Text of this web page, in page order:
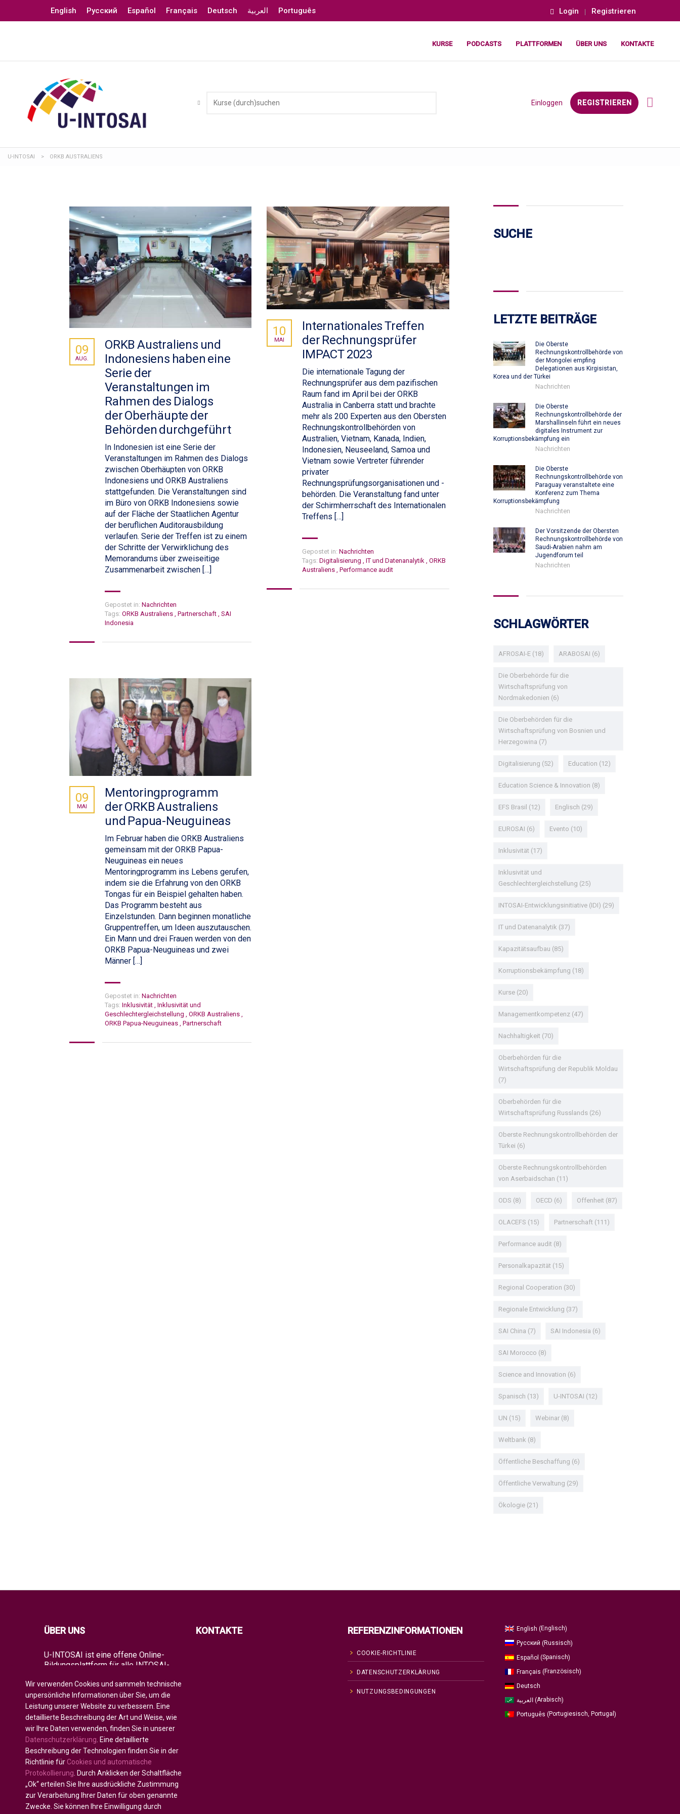
English Русский Español Français Deutsch العربية Português Login Registrieren
KURSE PODCASTS PLATTFORMEN ÜBER UNS KONTAKTE
Einloggen REGISTRIEREN
U-INTOSAI > ORKB AUSTRALIENS
ORKB Australiens und
Indonesiens haben eine
Serie der
Veranstaltungen im
Rahmen des Dialogs
der Oberhäupte der
Behörden durchgeführt
09
AUG.
In Indonesien ist eine Serie der
Veranstaltungen im Rahmen des Dialogs
zwischen Oberhäupten von ORKB
Indonesiens und ORKB Australiens
stattgefunden. Die Veranstaltungen sind
im Büro von ORKB Indonesiens sowie
auf der Fläche der Staatlichen Agentur
der beruflichen Auditorausbildung
verlaufen. Serie der Treffen ist zu einem
der Schritte der Verwirklichung des
Memorandums über zweiseitige
Zusammenarbeit zwischen […]
Gepostet in: Nachrichten
Tags: ORKB Australiens , Partnerschaft , SAI
Indonesia
Internationales Treffen
der Rechnungsprüfer
IMPACT 2023
10
MAI
Die internationale Tagung der
Rechnungsprüfer aus dem pazifischen
Raum fand im April bei der ORKB
Australia in Canberra statt und brachte
mehr als 200 Experten aus den Obersten
Rechnungskontrollbehörden von
Australien, Vietnam, Kanada, Indien,
Indonesien, Neuseeland, Samoa und
Vietnam sowie Vertreter führender
privater
Rechnungsprüfungsorganisationen und -
behörden. Die Veranstaltung fand unter
der Schirmherrschaft des Internationalen
Treffens […]
Gepostet in:Nachrichten
Tags:Digitalisierung IT und Datenanalytik
ORKB
Australiens
Performance audit
Mentoringprogramm
der ORKB Australiens
und Papua-Neuguineas
09
MAI
Im Februar haben die ORKB Australiens
gemeinsam mit der ORKB Papua-
Neuguineas ein neues
Mentoringprogramm ins Lebens gerufen,
indem sie die Erfahrung von den ORKB
Tongas für ein Beispiel gehalten haben.
Das Programm besteht aus
Einzelstunden. Dann beginnen monatliche
Gruppentreffen, um Ideen auszutauschen.
Ein Mann und drei Frauen werden von den
ORKB Papua-Neuguineas und zwei
Männer […]
Gepostet in: Nachrichten
Tags: Inklusivität , Inklusivität und
Geschlechtergleichstellung , ORKB Australiens ,
ORKB Papua-Neuguineas , Partnerschaft
SUCHE
LETZTE BEITRÄGE
Die Oberste
Rechnungskontrollbehörde von
der Mongolei empfing
Delegationen aus Kirgisistan,
Korea und der Türkei
Nachrichten
Die Oberste
Rechnungskontrollbehörde der
Marshallinseln führt ein neues
digitales Instrument zur
Korruptionsbekämpfung ein
Nachrichten
Die Oberste
Rechnungskontrollbehörde von
Paraguay veranstaltete eine
Konferenz zum Thema
Korruptionsbekämpfung
Nachrichten
Der Vorsitzende der Obersten
Rechnungskontrollbehörde von
Saudi-Arabien nahm am
Jugendforum teil
Nachrichten
SCHLAGWÖRTER
AFROSAI-E(18) ARABOSAI (6)
Die Oberbehörde für die
Wirtschaftsprüfung von
Nordmakedonien (6)
Die Oberbehörden für die
Wirtschaftsprüfung von Bosnien und
Herzegowina (7)
Digitalisierung (52) Education (12)
Education Science & Innovation (8)
EFS Brasil (12) Englisch (29)
EUROSAI (6) Evento (10)
Inklusivität (17)
Inklusivität und
Geschlechtergleichstellung (25)
INTOSAI-Entwicklungsinitiative (IDI) (29)
IT und Datenanalytik (37)
Kapazitätsaufbau (85)
Korruptionsbekämpfung (18)
Kurse(20)
Managementkompetenz(47)
Nachhaltigkeit (70)
Oberbehörden für die
Wirtschaftsprüfung der Republik Moldau
(7)
Oberbehörden für die
Wirtschaftsprüfung Russlands(26)
Oberste Rechnungskontrollbehörden der
Türkei (6)
Oberste Rechnungskontrollbehörden
von Aserbaidschan (11)
ODS (8) OECD (6) Offenheit (87)
OLACEFS (15) Partnerschaft (111)
Performance audit (8)
Personalkapazität (15)
Regional Cooperation (30)
Regionale Entwicklung (37)
SAI China (7) SAI Indonesia (6)
SAI Morocco (8)
Science and Innovation (6)
Spanisch (13) U-INTOSAI (12)
UN (15) Webinar(8)
Weltbank (8)
Öffentliche Beschaffung (6)
Öffentliche Verwaltung (29)
Ökologie(21)
ÜBER UNS
U-INTOSAI ist eine offene Online-
Bildungsplattform für alle INTOSAI-
Raum für den Austausch von
Erfahrungen und fortgeschrittenem
Wissen geschaffen wurde.
Es bietet der gesamten globalen
Auditgemeinschaft sowohl klassische
Bildungsformate als auch die besten
INTOSAI-Bildungsprojekte und
Leitlinien, die bestehende
Bildungsinitiativen kombinieren, um
die Wirtschaftsprüfer der Zukunft zu
fördern.
KONTAKTE REFERENZINFORMATIONEN
COOKIE-RICHTLINIE
DATENSCHUTZERKLÄRUNG
NUTZUNGSBEDINGUNGEN
English (Englisch)
Русский (Russisch)
Español (Spanisch)
Français (Französisch)
Deutsch
العربية (Arabisch)
Português (Portugiesisch, Portugal )
Wir verwenden Cookies und sammeln technische
unpersönliche Informationen über Sie, um die
Leistung unserer Website zu verbessern. Eine
detaillierte Beschreibung der Art und Weise, wie
wir Ihre Daten verwenden, finden Sie in unserer
Datenschutzerklärung . Eine detaillierte
Beschreibung der Technologien finden Sie in der
Richtlinie für Cookies und automatische
Protokollierung . Durch Anklicken der Schaltfläche
„Ok“ erteilen Sie Ihre ausdrückliche Zustimmung
zur Verarbeitung Ihrer Daten für oben genannte
Zwecke. Sie können Ihre Einwilligung durch